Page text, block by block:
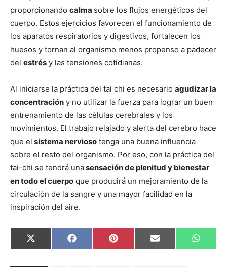
proporcionando calma sobre los flujos energéticos del
cuerpo. Estos ejercicios favorecen el funcionamiento de
los aparatos respiratorios y digestivos, fortalecen los
huesos y tornan al organismo menos propenso a padecer
del estrés y las tensiones cotidianas.
Al iniciarse la práctica del tai chi es necesario agudizar la
concentración y no utilizar la fuerza para lograr un buen
entrenamiento de las células cerebrales y los
movimientos. El trabajo relajado y alerta del cerebro hace
que el sistema nervioso tenga una buena influencia
sobre el resto del organismo. Por eso, con la práctica del
tai-chi se tendrá unasensación de plenitud y bienestar
en todo el cuerpo que producirá un mejoramiento de la
circulación de la sangre y una mayor facilidad en la
inspiración del aire.
Compartir
en
X
(Twitter)
Compartir
en
Facebook Compartir
en
Pinterest Compartir
en
Email
en